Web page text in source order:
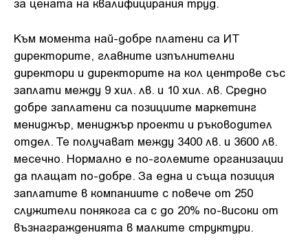
за цената на квалифицирания труд.
Към момента най-добре платени са ИТ
директорите, главните изпълнителни
директори и директорите на кол центрове със
заплати между 9 хил. лв. и 10 хил. лв. Средно
добре заплатени са позициите маркетинг
мениджър, мениджър проекти и ръководител
отдел. Те получават между 3400 лв. и 3600 лв.
месечно. Нормално е по-големите организации
да плащат по-добре. За една и съща позиция
заплатите в компаниите с повече от 250
служители понякога са с до 20% по-високи от
възнагражденията в малките структури.